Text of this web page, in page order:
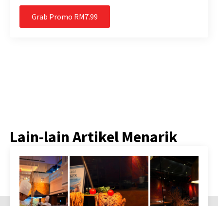
Grab Promo RM7.99
Lain-lain Artikel Menarik